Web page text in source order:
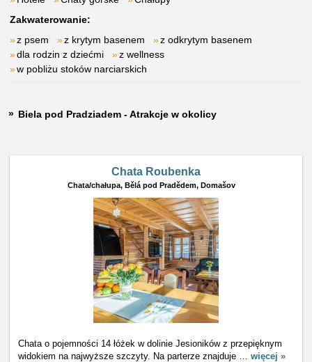
Zakwaterowanie:
z psem
z krytym basenem
z odkrytym basenem
dla rodzin z dziećmi
z wellness
w pobliżu stoków narciarskich
Biela pod Pradziadem - Atrakcje w okolicy
Chata Roubenka
Chata/chałupa, Bělá pod Pradědem, Domašov
Chata o pojemności 14 łóżek w dolinie Jesioników z przepięknym
widokiem na najwyższe szczyty. Na parterze znajduje … więcej »